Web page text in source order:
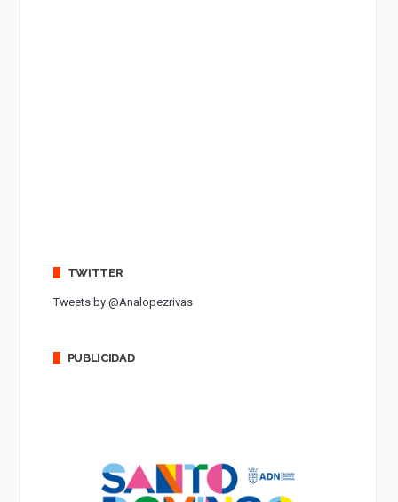
TWITTER
Tweets by @Analopezrivas
PUBLICIDAD